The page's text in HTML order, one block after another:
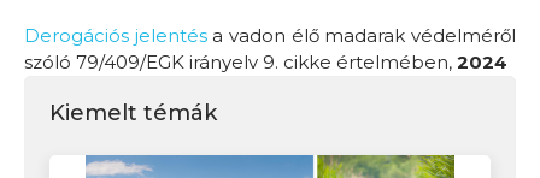
Derogációs jelentésa vadon élő madarak védelméről
szóló 79/409/EGK irányelv 9. cikke értelmében, 2024
Kiemelt témák